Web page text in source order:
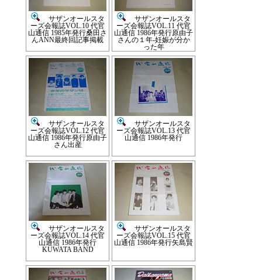
サザンオールスタ
ーズ会報誌VOL.10 代官
山通信 1985年発行桑田さ
んANN最終回記事掲載
サザンオールスタ
ーズ会報誌VOL.11 代官
山通信 1986年発行原由子
さんの１年-妊娠が分か
った年
サザンオールスタ
ーズ会報誌VOL.12 代官
山通信 1986年発行原由子
さん出産
サザンオールスタ
ーズ会報誌VOL.13 代官
山通信 1986年発行
サザンオールスタ
ーズ会報誌VOL.14 代官
山通信 1986年発行
KUWATA BAND
サザンオールスタ
ーズ会報誌VOL.15 代官
山通信 1986年発行矢島賢